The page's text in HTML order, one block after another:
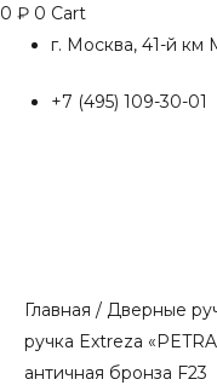
0 ₽ 0 Cart
г. Москва, 41-й км
+7 (495) 109-30-01
Главная / Дверные
ручка Extreza
античная бронза F23